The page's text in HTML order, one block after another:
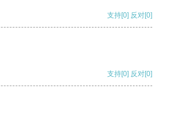
支持[0] 反对[0]
支持[0] 反对[0]